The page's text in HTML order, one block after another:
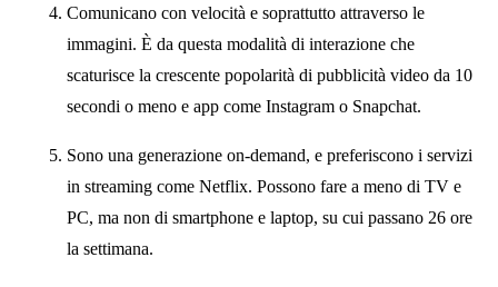
Comunicano con velocità e soprattutto attraverso le
immagini. È da questa modalità di interazione che
scaturisce la crescente popolarità di pubblicità video da 10
secondi o meno e app come Instagram o Snapchat.
Sono una generazione on-demand, e preferiscono i servizi
in streaming come Netflix. Possono fare a meno di TV e
PC, ma non di smartphone e laptop, su cui passano 26 ore
la settimana.